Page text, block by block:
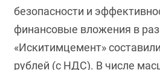
безопасности и
финансовые вложения в
«Искитимцемент»
рублей (с НДС). В числе